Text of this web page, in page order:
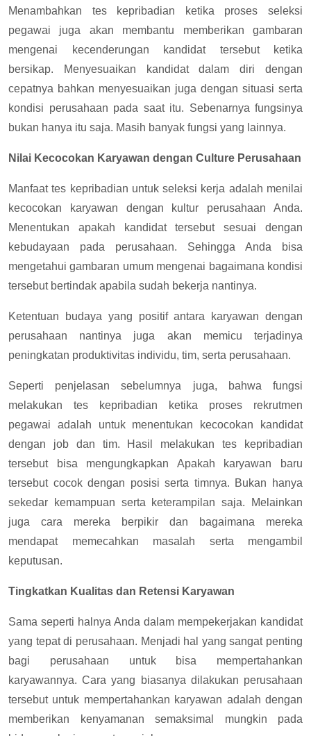
Menambahkan tes kepribadian ketika proses seleksi
pegawai juga akan membantu memberikan gambaran
mengenai kecenderungan kandidat tersebut ketika
bersikap. Menyesuaikan kandidat dalam diri dengan
cepatnya bahkan menyesuaikan juga dengan situasi serta
kondisi perusahaan pada saat itu. Sebenarnya fungsinya
bukan hanya itu saja. Masih banyak fungsi yang lainnya.
Nilai Kecocokan Karyawan dengan Culture Perusahaan
Manfaat tes kepribadian untuk seleksi kerja adalah menilai
kecocokan karyawan dengan kultur perusahaan Anda.
Menentukan apakah kandidat tersebut sesuai dengan
kebudayaan pada perusahaan. Sehingga Anda bisa
mengetahui gambaran umum mengenai bagaimana kondisi
tersebut bertindak apabila sudah bekerja nantinya.
Ketentuan budaya yang positif antara karyawan dengan
perusahaan nantinya juga akan memicu terjadinya
peningkatan produktivitas individu, tim, serta perusahaan.
Seperti penjelasan sebelumnya juga, bahwa fungsi
melakukan tes kepribadian ketika proses rekrutmen
pegawai adalah untuk menentukan kecocokan kandidat
dengan job dan tim. Hasil melakukan tes kepribadian
tersebut bisa mengungkapkan Apakah karyawan baru
tersebut cocok dengan posisi serta timnya. Bukan hanya
sekedar kemampuan serta keterampilan saja. Melainkan
juga cara mereka berpikir dan bagaimana mereka
mendapat memecahkan masalah serta mengambil
keputusan.
Tingkatkan Kualitas dan Retensi Karyawan
Sama seperti halnya Anda dalam mempekerjakan kandidat
yang tepat di perusahaan. Menjadi hal yang sangat penting
bagi perusahaan untuk bisa mempertahankan
karyawannya. Cara yang biasanya dilakukan perusahaan
tersebut untuk mempertahankan karyawan adalah dengan
memberikan kenyamanan semaksimal mungkin pada